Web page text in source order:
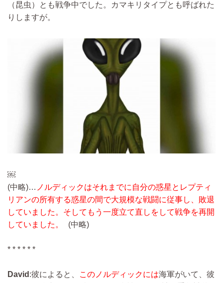
（昆虫）とも戦争中でした。カマキリタイプとも呼ばれた
りしますが。
￼
(中略)… ノルディックはそれまでに自分の惑星とレプティ
リアンの所有する惑星の間で大規模な戦闘に従事し、敗退
していました。そしてもう一度立て直しをして戦争を再開
していました。
(中略)
* * * * * *
David :彼によると、 このノルディックには海軍がいて、彼